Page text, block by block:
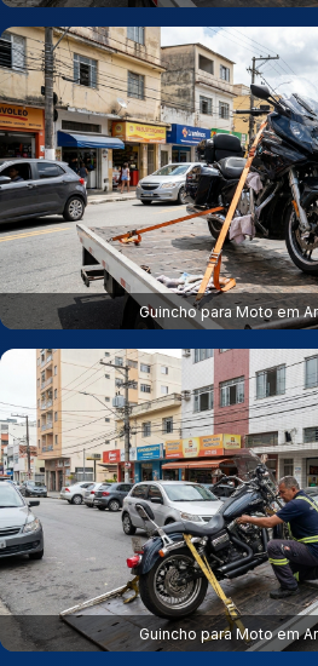
Guincho para Moto em
Guincho para Moto em